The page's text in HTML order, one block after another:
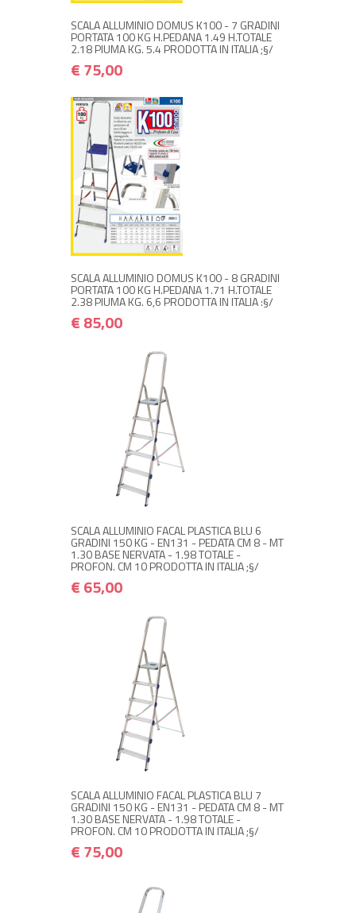
SCALA ALLUMINIO DOMUS K100 - 7 GRADINI
PORTATA 100 KG H.PEDANA 1.49 H.TOTALE
2.18 PIUMA KG. 5.4 PRODOTTA IN ITALIA ;§/
€ 75,00
SCALA ALLUMINIO DOMUS K100 - 8 GRADINI
PORTATA 100 KG H.PEDANA 1.71 H.TOTALE
2.38 PIUMA KG. 6,6 PRODOTTA IN ITALIA :§/
€ 85,00
NON DISPONIBILE A MAGAZZINO
Avvisami quando disponibile
SCALA ALLUMINIO FACAL PLASTICA BLU 6
GRADINI 150 KG - EN131 - PEDATA CM 8 - MT
1.30 BASE NERVATA - 1.98 TOTALE -
PROFON. CM 10 PRODOTTA IN ITALIA ;§/
€ 65,00
NON DISPONIBILE A MAGAZZINO
Avvisami quando disponibile
SCALA ALLUMINIO FACAL PLASTICA BLU 7
GRADINI 150 KG - EN131 - PEDATA CM 8 - MT
1.30 BASE NERVATA - 1.98 TOTALE -
PROFON. CM 10 PRODOTTA IN ITALIA ;§/
€ 75,00
NON DISPONIBILE A MAGAZZINO
Avvisami quando disponibile